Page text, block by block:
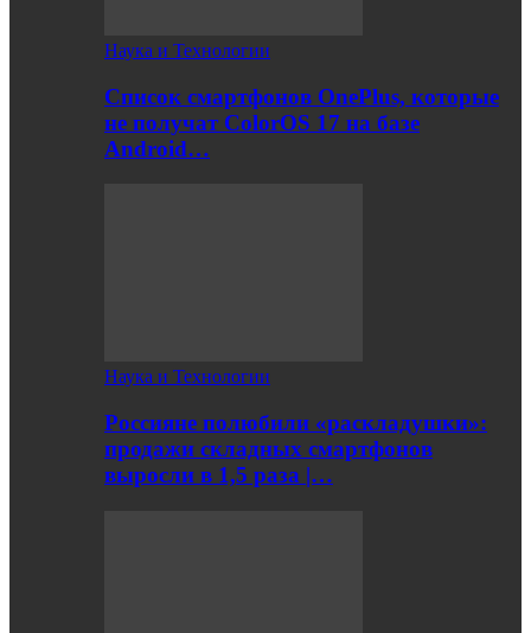
Наука и Технологии
Список смартфонов OnePlus, которые
не получат ColorOS 17 на базе
Android…
Наука и Технологии
Россияне полюбили «раскладушки»:
продажи складных смартфонов
выросли в 1,5 раза |…